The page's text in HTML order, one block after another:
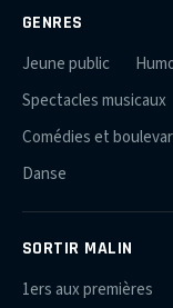
GENRES
Jeune public
Spectacles musicaux
Comédies et
Danse
SORTIR MALIN
1ers aux premières